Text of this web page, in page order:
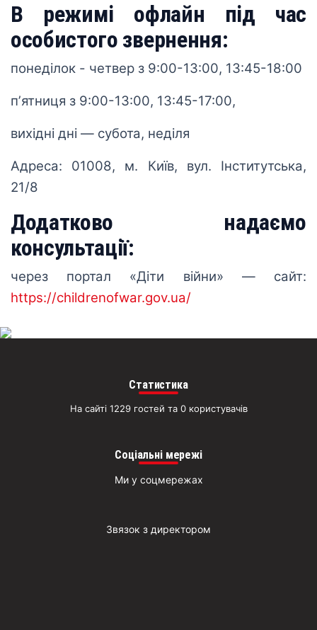
В режимі офлайн під час
особистого звернення:
понеділок - четвер з 9:00-13:00, 13:45-18:00
пʼятниця з 9:00-13:00, 13:45-17:00,
вихідні дні — субота, неділя
Адреса: 01008, м. Київ, вул. Інститутська,
21/8
Додатково надаємо
консультації:
через портал «Діти війни» — сайт:
https://childrenofwar.gov.ua/
Статистика
На сайті 1229 гостей та 0 користувачів
Соціальні мережі
Ми у соцмережах
Звязок з директором